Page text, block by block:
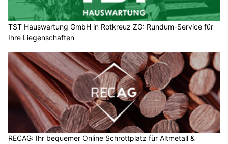
TST Hauswartung GmbH in Rotkreuz ZG: Rundum-Service für
Ihre Liegenschaften
RECAG: Ihr bequemer Online Schrottplatz für Altmetall &